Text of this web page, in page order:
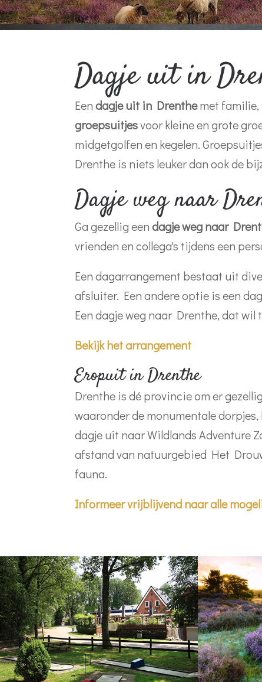
Dagje uit in
Eendagje uit in Drenthemet familie,
groepsuitjesvoor kleine en grote
midgetgolfen en kegelen.
Drenthe is niets leuker dan ook de
Dagje weg naar
Ga gezellig eendagje weg naar
vrienden en collega's tijdens een
Een dagarrangement bestaat uit
afsluiter. Een andere optie is een
Een dagje weg naar Drenthe, dat wil
Bekijk het arrangement
Eropuit in Drenthe
Drenthe is dé provincie om er
waaronder de monumentale
dagje uit naar Wildlands Adventure
afstand van natuurgebied Het
fauna.
Informeer vrijblijvend naar alle